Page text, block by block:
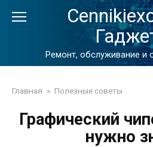
Ремонт, обслуживание и
Главная » Полезные советы
Графический
нужно